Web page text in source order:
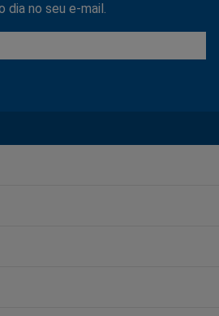
dia no seu e-mail.